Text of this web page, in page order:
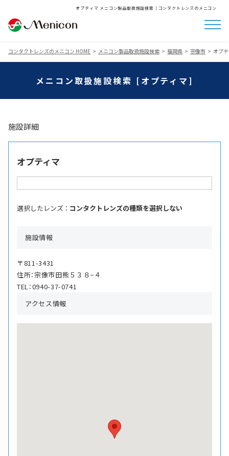
オプティマ メニコン製品取扱施設検索│コンタクトレンズのメニコン
コンタクトレンズのメニコン HOME メニコン製品取扱施設検索 福岡県 宗像市 オプ
メニコン取扱施設検索 [オプティマ]
施設詳細
オプティマ
選択したレンズ ： コンタクトレンズの種類を選択しない
施設情報
〒811-3431
住所：宗像市田熊５３８−４
TEL：0940-37-0741
アクセス情報